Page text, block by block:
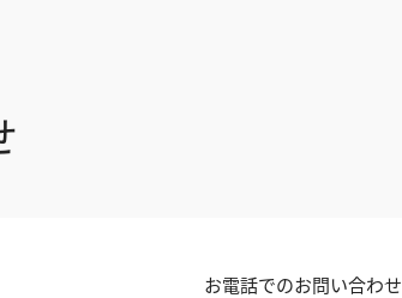
お電話でのお問い合わせ